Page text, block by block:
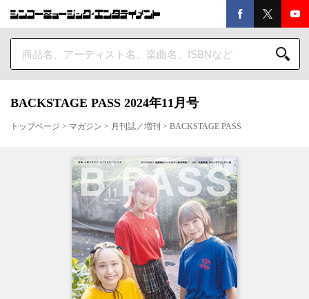
BACKSTAGE PASS 2024年11月号
トップページ > マガジン > 月刊誌／増刊 > BACKSTAGE PASS